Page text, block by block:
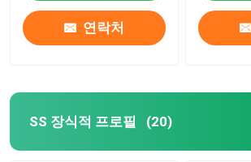
연락주세요
스테인레스 스틸 합금
연락처
SS 장식적 프로필 (20)